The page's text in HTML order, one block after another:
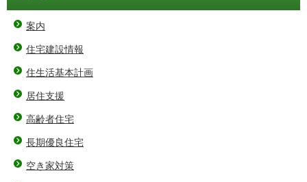
案内
住宅建設情報
住生活基本計画
居住支援
高齢者住宅
長期優良住宅
空き家対策